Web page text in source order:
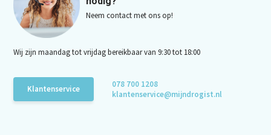
Neem contact met ons op!
Wij zijn maandag tot vrijdag bereikbaar van 9:30 tot 18:00
Klantenservice
078 700 1208
klantenservice@mijndrogist.nl